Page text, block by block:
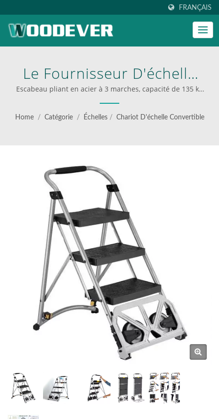
FRANÇAIS
Le Fournisseur D'échelle
Diable 2-En-1 |
WOODEVER: Votre Source
En Aluminium
Escabeau pliant en acier à 3 marches, capacité de 135 kg
(297 lb), fabriqué en usine | Fournisseur de chariots
pliants industriels
Home / Catégorie / Échelles / Chariot D'échelle Convertible